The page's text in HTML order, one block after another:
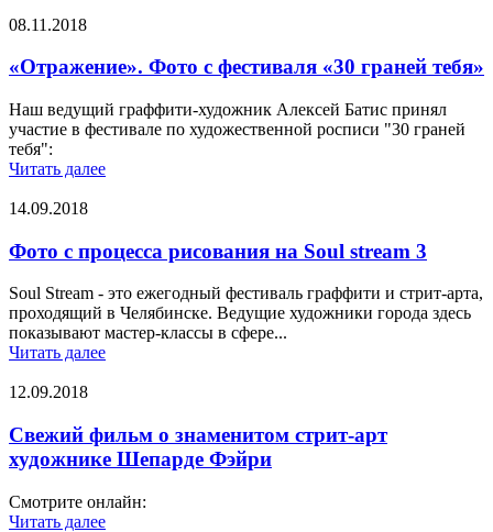
08.11.2018
«Отражение». Фото с фестиваля «30 граней тебя»
Наш ведущий граффити-художник Алексей Батис принял
участие в фестивале по художественной росписи "30 граней
тебя":
Читать далее
14.09.2018
Фото с процесса рисования на Soul stream 3
Soul Stream - это ежегодный фестиваль граффити и стрит-арта,
проходящий в Челябинске. Ведущие художники города здесь
показывают мастер-классы в сфере...
Читать далее
12.09.2018
Свежий фильм о знаменитом стрит-арт
художнике Шепарде Фэйри
Смотрите онлайн:
Читать далее